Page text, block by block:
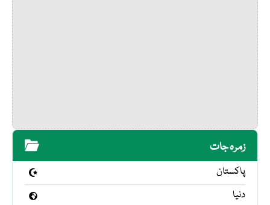
زمرہ جات
پاکستان
دنیا